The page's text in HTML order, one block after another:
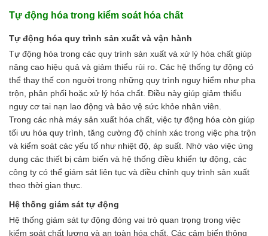
Tự động hóa trong kiểm soát hóa chất
Tự động hóa quy trình sản xuất và vận hành
Tự động hóa trong các quy trình sản xuất và xử lý hóa chất giúp
nâng cao hiệu quả và giảm thiểu rủi ro. Các hệ thống tự động có
thể thay thế con người trong những quy trình nguy hiểm như pha
trộn, phân phối hoặc xử lý hóa chất. Điều này giúp giảm thiểu
nguy cơ tai nạn lao động và bảo vệ sức khỏe nhân viên.
Trong các nhà máy sản xuất hóa chất, việc tự động hóa còn giúp
tối ưu hóa quy trình, tăng cường độ chính xác trong việc pha trộn
và kiểm soát các yếu tố như nhiệt độ, áp suất. Nhờ vào việc ứng
dụng các thiết bị cảm biến và hệ thống điều khiển tự động, các
công ty có thể giám sát liên tục và điều chỉnh quy trình sản xuất
theo thời gian thực.
Hệ thống giám sát tự động
Hệ thống giám sát tự động đóng vai trò quan trọng trong việc
kiểm soát chất lượng và an toàn hóa chất. Các cảm biến thông